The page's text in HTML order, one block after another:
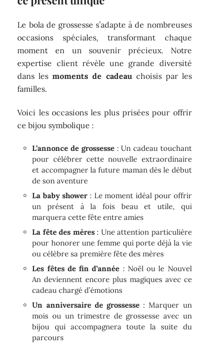
Le bola de grossesse s’adapte à de nombreuses
occasions spéciales, transformant chaque
moment en un souvenir précieux. Notre
expertise client révèle une grande diversité
dans lesmoments de cadeau choisis par les
familles.
Voici les occasions les plus prisées pour offrir
ce bijou symbolique :
L’annonce de grossesse: Un cadeau touchant
pour célébrer cette nouvelle extraordinaire
et accompagner la future maman dès le début
de son aventure
La baby shower: Le moment idéal pour offrir
un présent à la fois beau et utile, qui
marquera cette fête entre amies
La fête des mères: Une attention particulière
pour honorer une femme qui porte déjà la vie
ou célèbre sa première fête des mères
Les fêtes de fin d’année : Noël ou le Nouvel
An deviennent encore plus magiques avec ce
cadeau chargé d’émotions
Un anniversaire de grossesse : Marquer un
mois ou un trimestre de grossesse avec un
bijou qui accompagnera toute la suite du
parcours